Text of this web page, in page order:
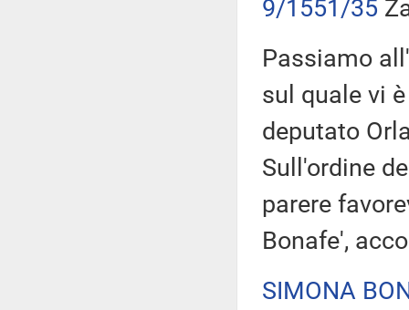
9/1551/35
Passiamo
sul quale vi
deputato
Sull'ordine
parere
Bonafe',
SIMONA